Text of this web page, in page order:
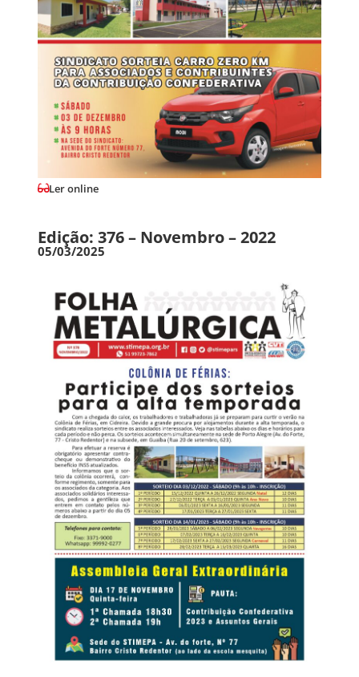
Ler online
Edição: 376 – Novembro – 2022
05/03/2025